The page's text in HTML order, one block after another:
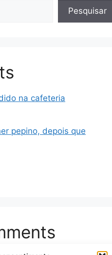
Pesquisar
na cafeteria
pepino, depois que